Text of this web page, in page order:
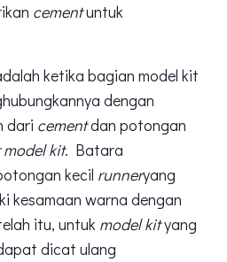
cementuntuk
ketika bagian model kit
dengan
dari cementdan potongan
model kit. Batara
kecil runneryang
kesamaan warna dengan
itu, untuk model kityang
dicat ulang